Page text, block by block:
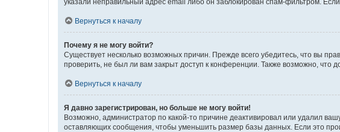
Вернуться к началу
Почему я не могу войти?
Существует несколько возможных причин. Прежде всего убедитесь, что вы
проверить, не был ли вам закрыт доступ к конференции. Также возможно,
Вернуться к началу
Я давно зарегистрирован, но больше не могу войти!
Возможно, администратор по какой-то причине деактивировал или удалил
оставляющих сообщения, чтобы уменьшить размер базы данных. Если это